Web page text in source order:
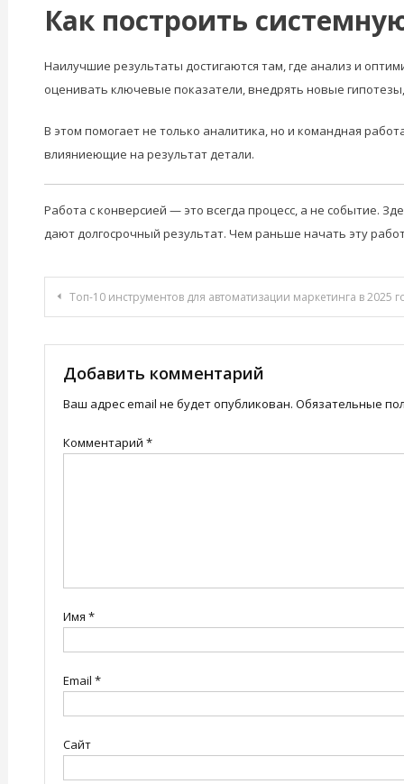
Как построить
Наилучшие результаты достигаются там, где анализ и
оценивать ключевые показатели, внедрять новые
В этом помогает не только аналитика, но и командная
влияниеющие на результат детали.
Работа с конверсией — это всегда процесс, а не событие.
дают долгосрочный результат. Чем раньше начать эту
Навигация
по
записям
Топ-10 инструментов для автоматизации маркетинга в 2025
Добавить комментарий
Ваш адрес email не будет опубликован. Обязательные
Комментарий *
Имя *
Email *
Сайт